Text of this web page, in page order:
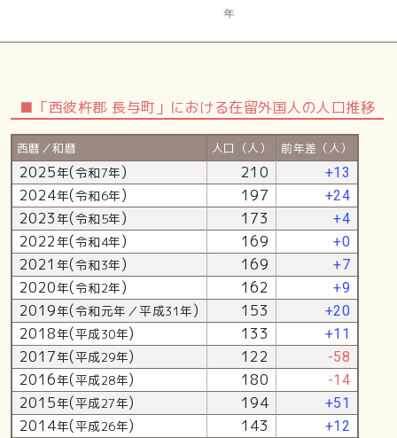
■「西彼杵郡 長与町」における在留外国人の人口推移
西暦／和暦 人口（人） 前年差（人）
2025年(令和7年) 210 +13
2024年(令和6年) 197 +24
2023年(令和5年) 173 +4
2022年(令和4年) 169 +0
2021 年(令和3年) 169 +7
2020年(令和2年) 162 +9
2019年(令和元年／平成31年) 153 +20
2018年(平成30年) 133 +11
2017年(平成29年) 122 -58
2016年(平成28年) 180 -14
2015年(平成27年) 194 +51
2014年(平成26年) 143 +12